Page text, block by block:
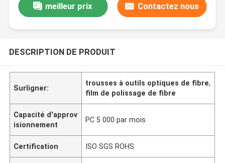
meilleur prix Contactez nous
DESCRIPTION DE PRODUIT
Surligner:
trousses à outils optiques de fibre,
film de polissage de fibre
Capacité d'approv
isionnement
PC 5 000 par mois
Certification ISO SGS ROHS